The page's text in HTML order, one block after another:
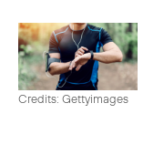
Credits: Gettyimages